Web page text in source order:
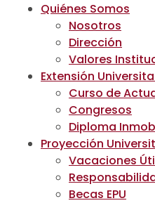
Quiénes Somos
Nosotros
Dirección
Valores
Extensión
Curso de
Congresos
Diploma
Proyección
Vacaciones
Becas EPU